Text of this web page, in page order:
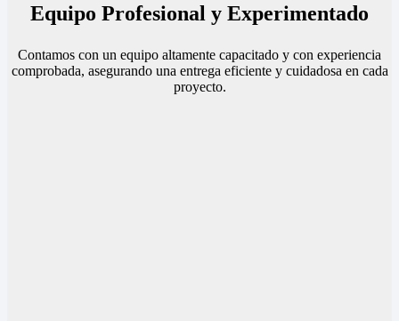
Equipo Profesional y Experimentado
Contamos con un equipo altamente capacitado y con experiencia
comprobada, asegurando una entrega eficiente y cuidadosa en cada
proyecto.